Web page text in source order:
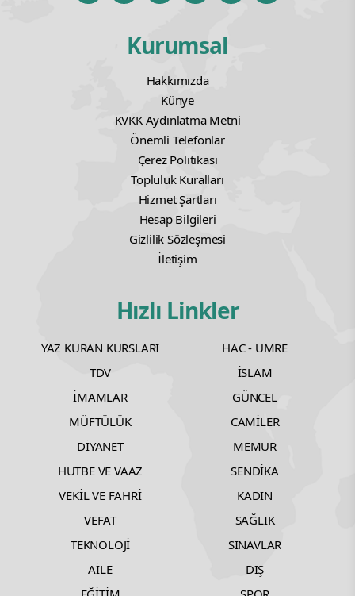
Kurumsal
Hakkımızda
Künye
KVKK Aydınlatma Metni
Önemli Telefonlar
Çerez Politikası
Topluluk Kuralları
Hizmet Şartları
Hesap Bilgileri
Gizlilik Sözleşmesi
İletişim
Hızlı Linkler
YAZ KURAN KURSLARI
HAC - UMRE
TDV
İSLAM
İMAMLAR
GÜNCEL
MÜFTÜLÜK
CAMİLER
DİYANET
MEMUR
HUTBE VE VAAZ
SENDİKA
VEKİL VE FAHRİ
KADIN
VEFAT
SAĞLIK
TEKNOLOJİ
SINAVLAR
AİLE
DIŞ